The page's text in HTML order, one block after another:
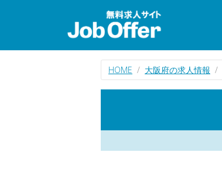
HOME 大阪府の求人情報